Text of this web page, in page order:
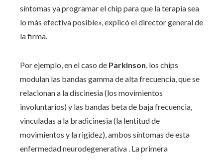
síntomas ya programar el chip para que la terapia sea
lo más efectiva posible», explicó el director general de
la firma.
Por ejemplo, en el caso de Parkinson, los chips
modulan las bandas gamma de alta frecuencia, que se
relacionan a la discinesia (los movimientos
involuntarios) y las bandas beta de baja frecuencia,
vinculadas a la bradicinesia (la lentitud de
movimientos y la rigidez), ambos síntomas de esta
enfermedad neurodegenerativa . La primera